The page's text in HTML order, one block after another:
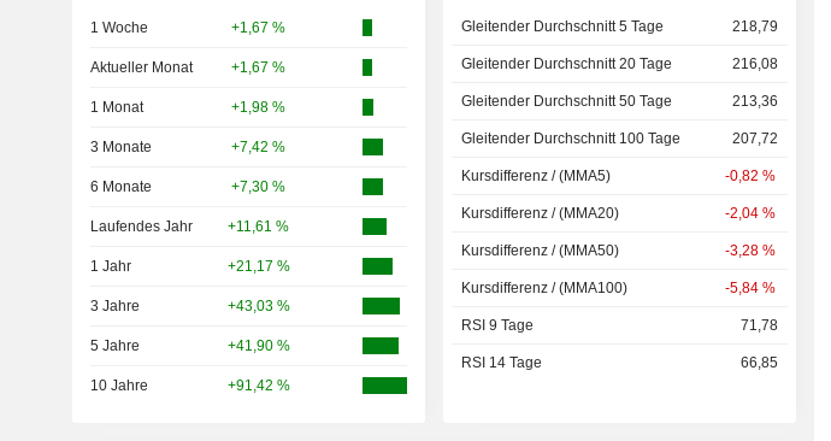
1 Woche +1,67 %
Aktueller Monat +1,67 %
1 Monat +1,98 %
3 Monate +7,42 %
6 Monate +7,30 %
Laufendes Jahr +11,61 %
1 Jahr +21,17 %
3 Jahre +43,03 %
5 Jahre +41,90 %
10 Jahre +91,42 %
Gleitender Durchschnitt 5 Tage 218,79
Gleitender Durchschnitt 20 Tage 216,08
Gleitender Durchschnitt 50 Tage 213,36
Gleitender Durchschnitt 100 Tage 207,72
Kursdifferenz / (MMA5) -0,82 %
Kursdifferenz / (MMA20) -2,04 %
Kursdifferenz / (MMA50) -3,28 %
Kursdifferenz / (MMA100) -5,84 %
RSI 9 Tage 71,78
RSI 14 Tage 66,85